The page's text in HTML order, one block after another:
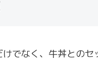
でなく、牛丼との